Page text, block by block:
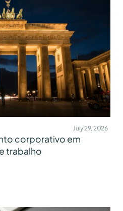
July 29, 2026
corporativo em
trabalho